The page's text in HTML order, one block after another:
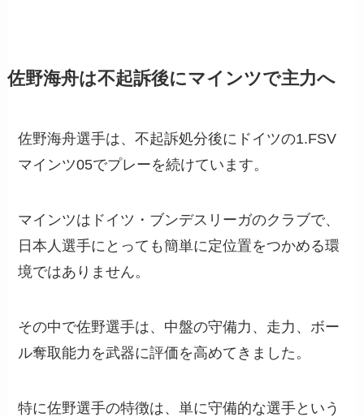
佐野海舟は不起訴後にマインツで主力へ
佐野海舟選手は、不起訴処分後にドイツの1.FSV
マインツ05でプレーを続けています。
マインツはドイツ・ブンデスリーガのクラブで、
日本人選手にとっても簡単に定位置をつかめる環
境ではありません。
その中で佐野選手は、中盤の守備力、走力、ボー
ル奪取能力を武器に評価を高めてきました。
特に佐野選手の特徴は、単に守備的な選手という